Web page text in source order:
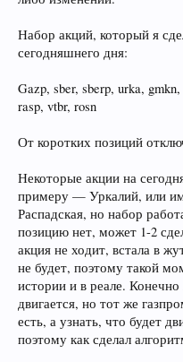
Набор акций, который я
сегодняшнего дня:
Gazp, sber, sberp, urka,
rasp, vtbr, rosn
От коротких позиций
Некоторые акции на
примеру — Уркалий, или
Распадская, но набор
позицию нет, может 1-2
акция не ходит, встала в
не будет, поэтому такой
истории и в реале.
двигается, но тот же
есть, а узнать, что будет
поэтому как сделал